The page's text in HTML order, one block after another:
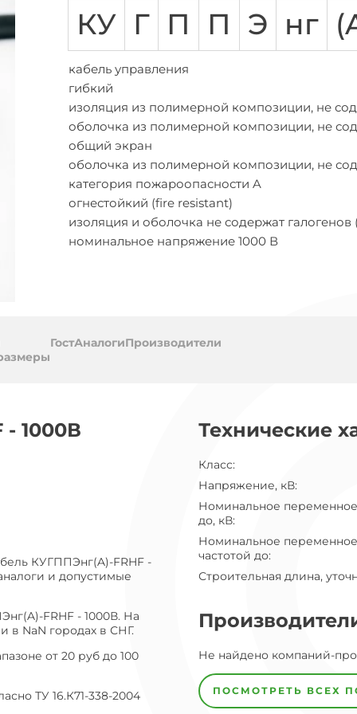
Количество жил
Многожильный
Одножильный
Трехжильные
Предложения
на
КУ Г П П Э нг
кабель управления
гибкий
изоляция из полимерной композиции, не
оболочка из полимерной композиции, не
общий экран
оболочка из полимерной композиции, не
категория пожароопасности A
огнестойкий (fire resistant)
изоляция и оболочка не содержат галогенов
номинальное напряжение 1000 В
ГостАналогиПроизводители
- 1000В
КУГППЭнг(A)-FRHF -
и допустимые
FRHF - 1000В. На
в NaN городах в СНГ.
от 20 руб до 100
ТУ 16.К71-338-2004
Технические
Класс:
Напряжение, кВ:
Номинальное
до, кВ:
Номинальное
частотой до:
Строительная длина,
ЗаводЗавод-
предпочел
скрыть
Не найдено компаний-
ПОСМОТРЕТЬ ВСЕХ